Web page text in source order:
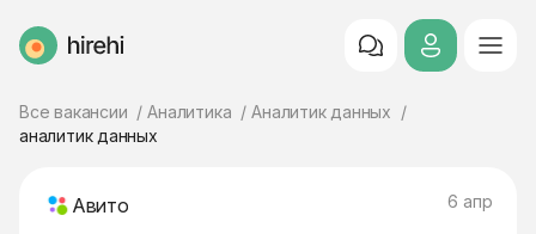
HireHi
Все вакансии Аналитика
Аналитик данных
аналитик данных
Авито 6 апр